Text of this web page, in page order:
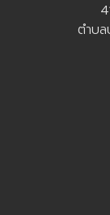
ตำบ